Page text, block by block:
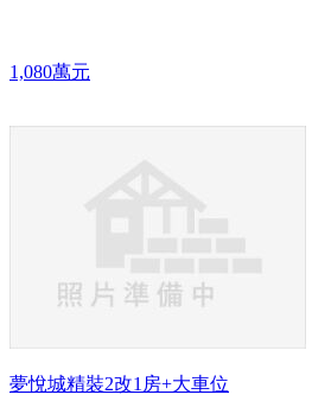
1,080萬元
夢悅城精裝2改1房+大車位